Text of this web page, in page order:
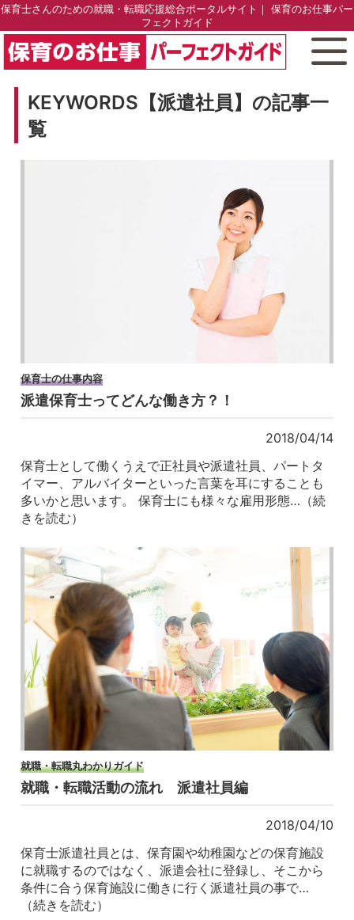
保育士さんのための就職・転職応援総合ポータルサイト｜ 保育のお仕事パー
フェクトガイド
KEYWORDS【派遣社員】の記事一
覧
保育士の仕事内容
派遣保育士ってどんな働き方？！
2018/04/14
保育士として働くうえで正社員や派遣社員、パートタ
イマー、アルバイターといった言葉を耳にすることも
多いかと思います。 保育士にも様々な雇用形態…（続
きを読む）
就職・転職丸わかりガイド
就職・転職活動の流れ 派遣社員編
2018/04/10
保育士派遣社員とは、保育園や幼稚園などの保育施設
に就職するのではなく、派遣会社に登録し、そこから
条件に合う保育施設に働きに行く派遣社員の事で…
（続きを読む）